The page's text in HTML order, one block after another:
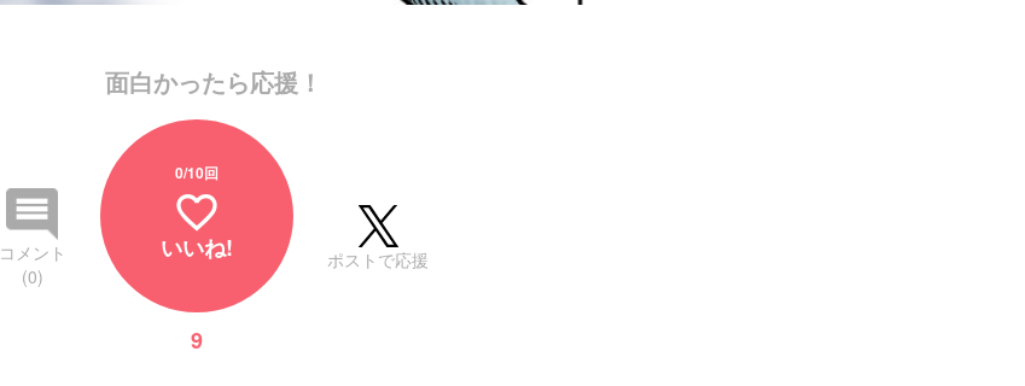
面白かったら応援！
コメント
(0)
0/10回
favorite_border
いいね!
9
ポストで応援